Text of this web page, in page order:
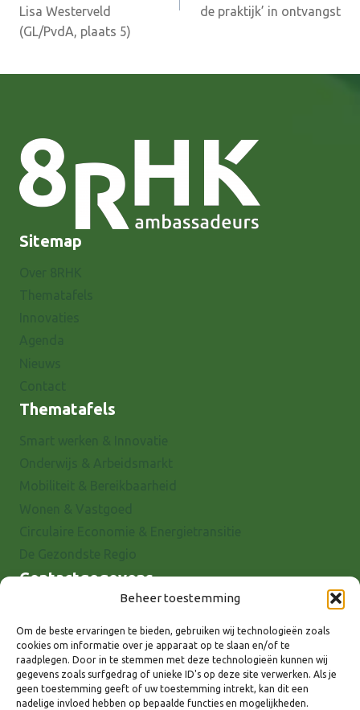
Beheer toestemming
Om de beste ervaringen te bieden, gebruiken wij technologieën zoals
cookies om informatie over je apparaat op te slaan en/of te
raadplegen. Door in te stemmen met deze technologieën kunnen wij
gegevens zoals surfgedrag of unieke ID's op deze site verwerken. Als je
geen toestemming geeft of uw toestemming intrekt, kan dit een
nadelige invloed hebben op bepaalde functies en mogelijkheden.
Lisa Westerveld
(GL/PvdA, plaats 5)
de praktijk’ in ontvangst
Sitemap
Thematafels
Contactgegevens
7001 EX Doetinchem
E-mail: info@8rhk.nl
Telefoonnummers
Privacyverklaring